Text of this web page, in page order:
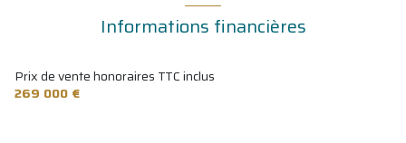
Informations financières
Prix de vente honoraires TTC inclus
269 000 €